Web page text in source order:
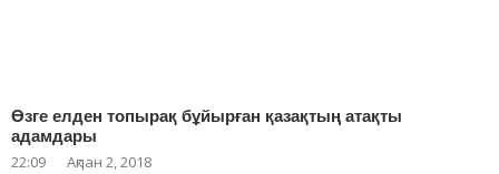
Өзге елден топырақ бұйырған қазақтың атақты
адамдары
22:09 Ақпан 2, 2018